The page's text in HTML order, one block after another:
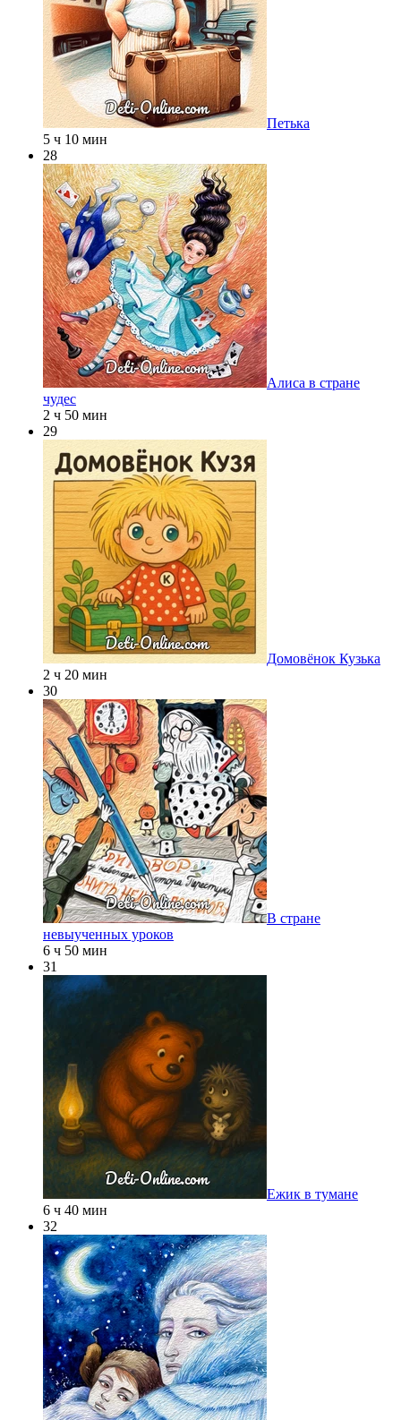
Петька
5 ч 10 мин
28
Алиса в стране
чудес
2 ч 50 мин
29
Домовёнок Кузька
2 ч 20 мин
30
В стране
невыученных уроков
6 ч 50 мин
31
Ежик в тумане
6 ч 40 мин
32